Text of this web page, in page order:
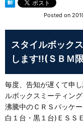
Posted on
スタイルボック
します!!(ＳＢＭ
毎度、告知が遅くて申
ルボックスミーティン
沸騰中のＣＲＳパッケ
白１台・黒１台)ＥＳ